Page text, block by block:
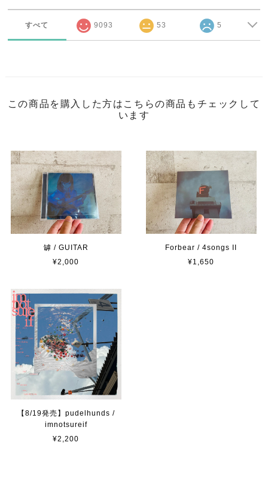
すべて 9093 53 5
この商品を購入した方はこちらの商品もチェックして
います
罅 / GUITAR
¥2,000
Forbear / 4songs II
¥1,650
【8/19発売】pudelhunds /
imnotsureif
¥2,200